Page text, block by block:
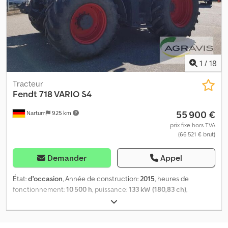
FKH Cjdpfx Asxb Hbbjgnsrf (0200) PDF avant - FZW (0210) Pneus
avant : 600/65 R28 (0220) Profil pneus avant % : 30 (0230) Pneus
arrière : 650/65 R42 (0240) Profil pneus arrière % : 20
1 / 18
Nartum 925 km
Tracteur
Fendt 718 VARIO S4
55 900 €
prix fixe hors TVA
(66 521 € brut)
Demander Appel
État:d'occasion, Année de construction:2015, heures de
fonctionnement:10 500 h, puissance:133 kW (180,83 ch),
climatisation, prise de force avant
0010 Fendt tracteur agricole 718 0011 Version standard 0012